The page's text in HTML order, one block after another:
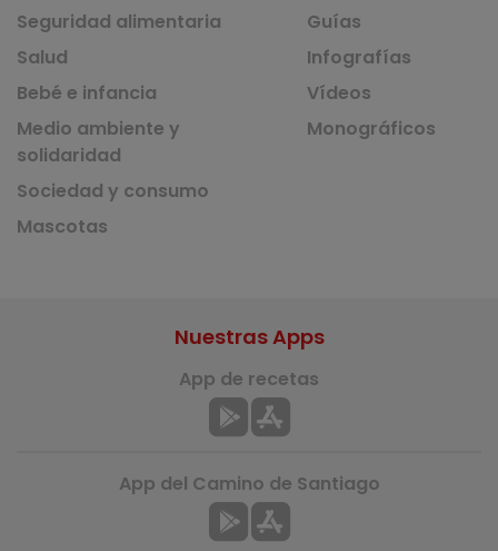
Seguridad alimentaria
Salud
Bebé e infancia
Medio ambiente y
solidaridad
Sociedad y consumo
Mascotas
Guías
Infografías
Vídeos
Monográficos
Nuestras Apps
App de recetas
App del Camino de Santiago